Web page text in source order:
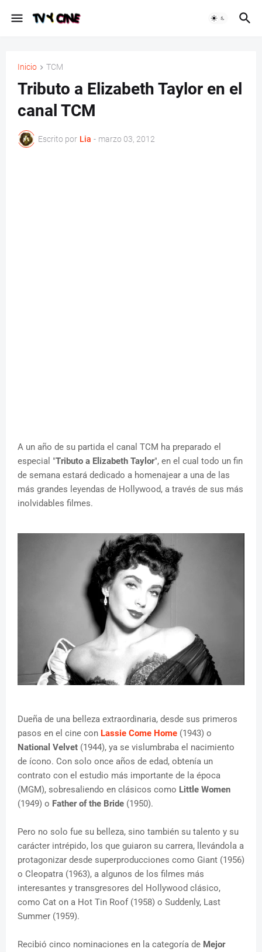
Inicio TCM
Tributo a Elizabeth Taylor en el
canal TCM
Escrito por Lia - marzo 03, 2012
A un año de su partida el canal TCM ha preparado el
especial "Tributo a Elizabeth Taylor", en el cual todo un fin
de semana estará dedicado a homenajear a una de las
más grandes leyendas de Hollywood, a través de sus más
inolvidables filmes.
Dueña de una belleza extraordinaria, desde sus primeros
pasos en el cine con Lassie Come Home (1943) o
National Velvet (1944), ya se vislumbraba el nacimiento
de ícono. Con solo once años de edad, obtenía un
contrato con el estudio más importante de la época
(MGM), sobresaliendo en clásicos como Little Women
(1949) o Father of the Bride (1950).
Pero no solo fue su belleza, sino también su talento y su
carácter intrépido, los que guiaron su carrera, llevándola a
protagonizar desde superproducciones como Giant (1956)
o Cleopatra (1963), a algunos de los filmes más
interesantes y transgresores del Hollywood clásico,
como Cat on a Hot Tin Roof (1958) o Suddenly, Last
Summer (1959).
Recibió cinco nominaciones en la categoría de Mejor